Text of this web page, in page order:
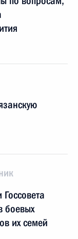
боевых
их семей